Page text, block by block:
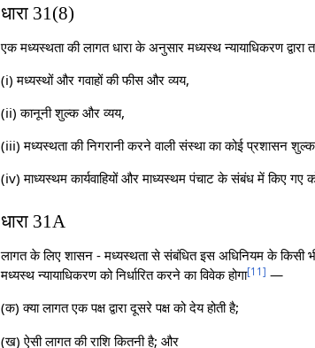
धारा 31(8)
एक मध्यस्थता की लागत धारा के अनुसार मध्यस्थ न्यायाधिकरण
(i) मध्यस्थों और गवाहों की फीस और व्यय,
(ii) कानूनी शुल्क और व्यय,
(iii) मध्यस्थता की निगरानी करने वाली संस्था का कोई प्रशासन
(iv) माध्यस्थम कार्यवाहियों और माध्यस्थम पंचाट के संबंध में किए गए
धारा 31A
लागत के लिए शासन - मध्यस्थता से संबंधित इस अधिनियम के किसी भी
मध्यस्थ न्यायाधिकरण को निर्धारित करने का विवेक होगा[11] —
(क) क्या लागत एक पक्ष द्वारा दूसरे पक्ष को देय होती है;
(ख) ऐसी लागत की राशि कितनी है; और